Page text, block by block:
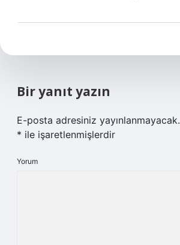
Bir yanıt yazın
E-posta adresiniz yayınlanmayacak.
* ile işaretlenmişlerdir
Yorum